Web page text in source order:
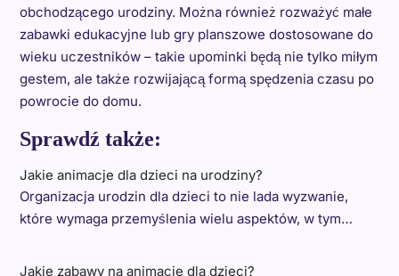
obchodzącego urodziny. Można również rozważyć małe
zabawki edukacyjne lub gry planszowe dostosowane do
wieku uczestników – takie upominki będą nie tylko miłym
gestem, ale także rozwijającą formą spędzenia czasu po
powrocie do domu.
Sprawdź także:
Jakie animacje dla dzieci na urodziny?
Organizacja urodzin dla dzieci to nie lada wyzwanie,
które wymaga przemyślenia wielu aspektów, w tym…
Jakie zabawy na animacje dla dzieci?